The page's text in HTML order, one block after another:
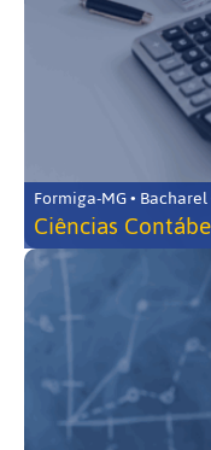
Formiga-MG •
Ciências